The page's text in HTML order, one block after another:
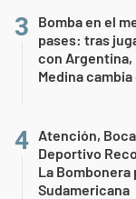
Bomba en el
pases: tras
con Argentina,
Medina
Atención,
Deportivo
La Bombonera
Sudamericana